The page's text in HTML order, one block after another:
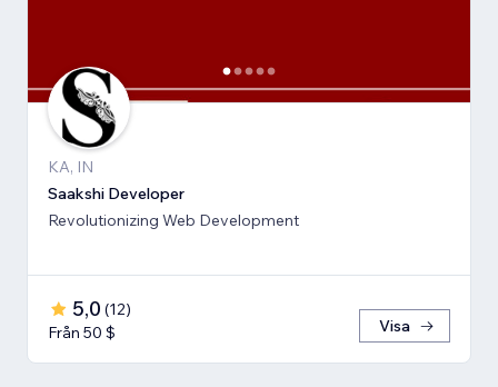
KA, IN
Saakshi Developer
Revolutionizing Web Development
5,0 (12)
Från 50 $
Visa